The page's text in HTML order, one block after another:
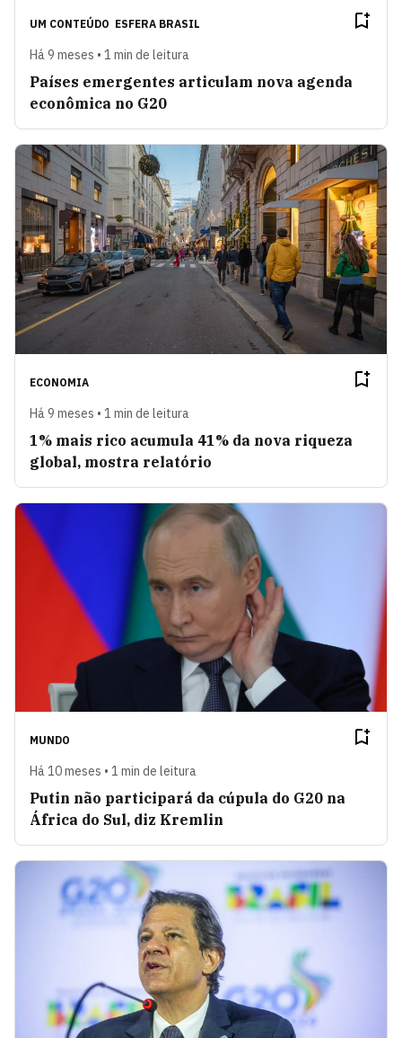
UM CONTEÚDO ESFERA BRASIL
Há 9 meses • 1 min de leitura
Países emergentes articulam nova agenda
econômica no G20
ECONOMIA
Há 9 meses • 1 min de leitura
1% mais rico acumula 41% da nova riqueza
global, mostra relatório
MUNDO
Há 10 meses • 1 min de leitura
Putin não participará da cúpula do G20 na
África do Sul, diz Kremlin